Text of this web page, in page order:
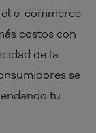
e-commerce
costos con
de la
se
tu